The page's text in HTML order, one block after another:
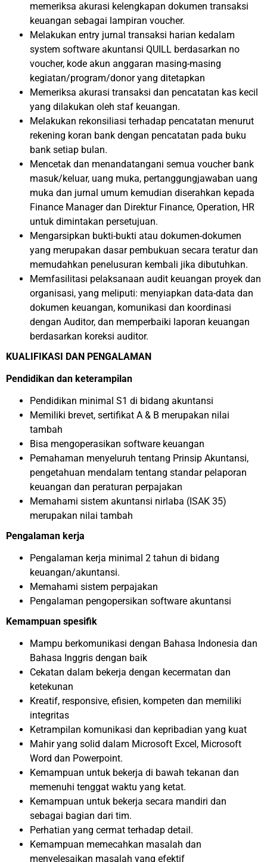
memeriksa akurasi kelengkapan dokumen transaksi
keuangan sebagai lampiran voucher.
Melakukan entry jurnal transaksi harian kedalam
system software akuntansi QUILL berdasarkan no
voucher, kode akun anggaran masing-masing
kegiatan/program/donor yang ditetapkan
Memeriksa akurasi transaksi dan pencatatan kas kecil
yang dilakukan oleh staf keuangan.
Melakukan rekonsiliasi terhadap pencatatan menurut
rekening koran bank dengan pencatatan pada buku
bank setiap bulan.
Mencetak dan menandatangani semua voucher bank
masuk/keluar, uang muka, pertanggungjawaban uang
muka dan jurnal umum kemudian diserahkan kepada
Finance Manager dan Direktur Finance, Operation, HR
untuk dimintakan persetujuan.
Mengarsipkan bukti-bukti atau dokumen-dokumen
yang merupakan dasar pembukuan secara teratur dan
memudahkan penelusuran kembali jika dibutuhkan.
Memfasilitasi pelaksanaan audit keuangan proyek dan
organisasi, yang meliputi: menyiapkan data-data dan
dokumen keuangan, komunikasi dan koordinasi
dengan Auditor, dan memperbaiki laporan keuangan
berdasarkan koreksi auditor.
KUALIFIKASI DAN PENGALAMAN
Pendidikan dan keterampilan
Pendidikan minimal S1 di bidang akuntansi
Memiliki brevet, sertifikat A & B merupakan nilai
tambah
Bisa mengoperasikan software keuangan
Pemahaman menyeluruh tentang Prinsip Akuntansi,
pengetahuan mendalam tentang standar pelaporan
keuangan dan peraturan perpajakan
Memahami sistem akuntansi nirlaba (ISAK 35)
merupakan nilai tambah
Pengalaman kerja
Pengalaman kerja minimal 2 tahun di bidang
keuangan/akuntansi.
Memahami sistem perpajakan
Pengalaman pengopersikan software akuntansi
Kemampuan spesifik
Mampu berkomunikasi dengan Bahasa Indonesia dan
Bahasa Inggris dengan baik
Cekatan dalam bekerja dengan kecermatan dan
ketekunan
Kreatif, responsive, efisien, kompeten dan memiliki
integritas
Ketrampilan komunikasi dan kepribadian yang kuat
Mahir yang solid dalam Microsoft Excel, Microsoft
Word dan Powerpoint.
Kemampuan untuk bekerja di bawah tekanan dan
memenuhi tenggat waktu yang ketat.
Kemampuan untuk bekerja secara mandiri dan
sebagai bagian dari tim.
Perhatian yang cermat terhadap detail.
Kemampuan memecahkan masalah dan
menyelesaikan masalah yang efektif